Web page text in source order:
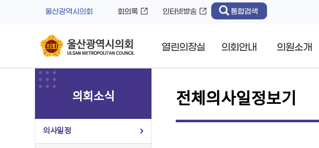
울산광역시의회 회의록 인터넷방송 통합검색
열린의장실 의회안내 의원소개
의회소식
의사일정
전체의사일정보기